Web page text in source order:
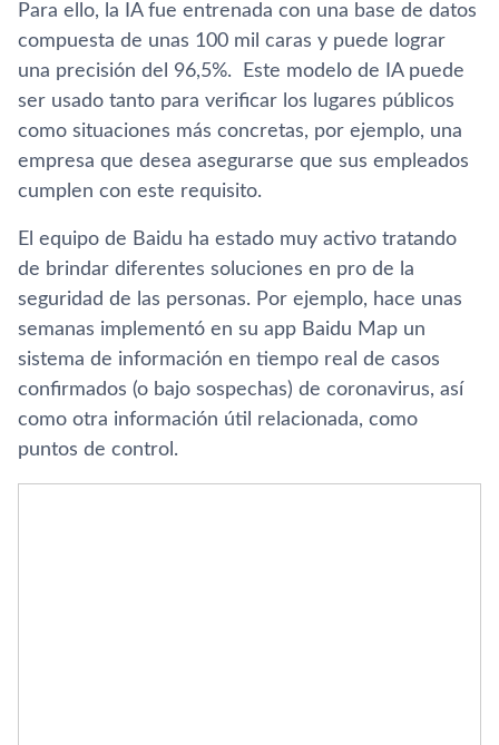
Para ello, la IA fue entrenada con una base de datos
compuesta de unas 100 mil caras y puede lograr
una precisión del 96,5%. Este modelo de IA puede
ser usado tanto para verificar los lugares públicos
como situaciones más concretas, por ejemplo, una
empresa que desea asegurarse que sus empleados
cumplen con este requisito.
El equipo de Baidu ha estado muy activo tratando
de brindar diferentes soluciones en pro de la
seguridad de las personas. Por ejemplo, hace unas
semanas implementó en su app Baidu Map un
sistema de información en tiempo real de casos
confirmados (o bajo sospechas) de coronavirus, así
como otra información útil relacionada, como
puntos de control.